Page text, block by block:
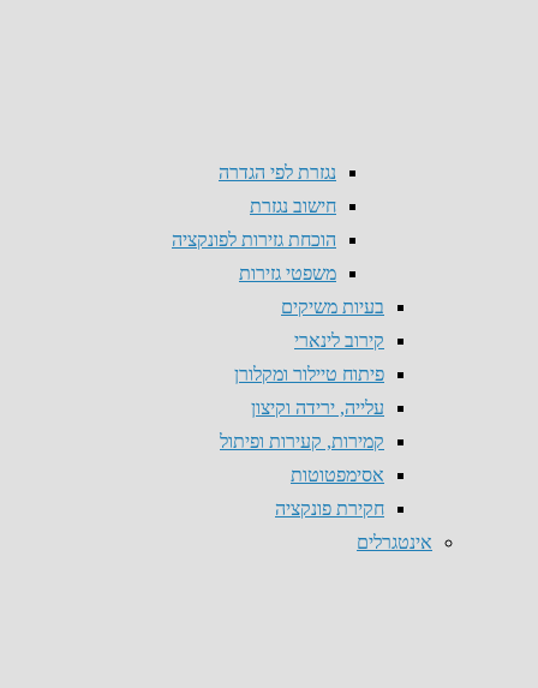
נגזרת לפי הגדרה
חישוב נגזרת
הוכחת גזירות לפונקציה
משפטי גזירות
בעיות משיקים
קירוב לינארי
פיתוח טיילור ומקלורן
עלייה, ירידה וקיצון
קמירות, קעירות ופיתול
אסימפטוטות
חקירת פונקציה
אינטגרלים